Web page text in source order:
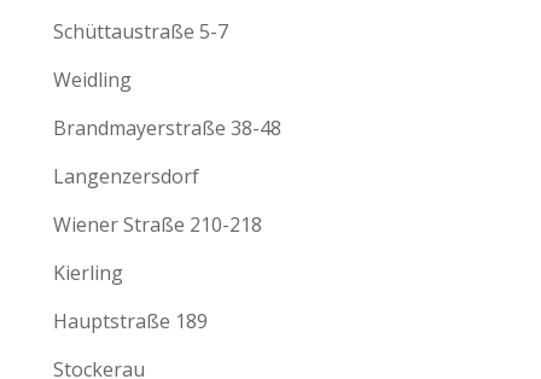
Schüttaustraße 5-7
Weidling
Brandmayerstraße 38-48
Langenzersdorf
Wiener Straße 210-218
Kierling
Hauptstraße 189
Stockerau